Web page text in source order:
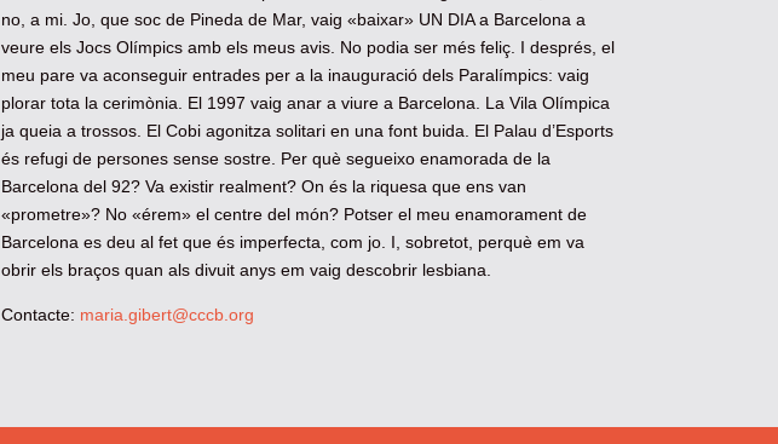
no, a mi. Jo, que soc de Pineda de Mar, vaig «baixar» UN DIA a Barcelona a
veure els Jocs Olímpics amb els meus avis. No podia ser més feliç. I després, el
meu pare va aconseguir entrades per a la inauguració dels Paralímpics: vaig
plorar tota la cerimònia. El 1997 vaig anar a viure a Barcelona. La Vila Olímpica
ja queia a trossos. El Cobi agonitza solitari en una font buida. El Palau d’Esports
és refugi de persones sense sostre. Per què segueixo enamorada de la
Barcelona del 92? Va existir realment? On és la riquesa que ens van
«prometre»? No «érem» el centre del món? Potser el meu enamorament de
Barcelona es deu al fet que és imperfecta, com jo. I, sobretot, perquè em va
obrir els braços quan als divuit anys em vaig descobrir lesbiana.
Contacte: maria.gibert@cccb.org